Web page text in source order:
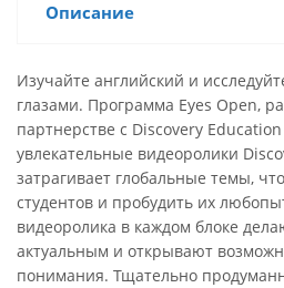
Описание
Изучайте английский и
глазами. Программа Eyes Open,
партнерстве с Discovery
увлекательные видеоролики
затрагивает глобальные темы,
студентов и пробудить их
видеоролика в каждом блоке
актуальным и открывают
понимания. Тщательно